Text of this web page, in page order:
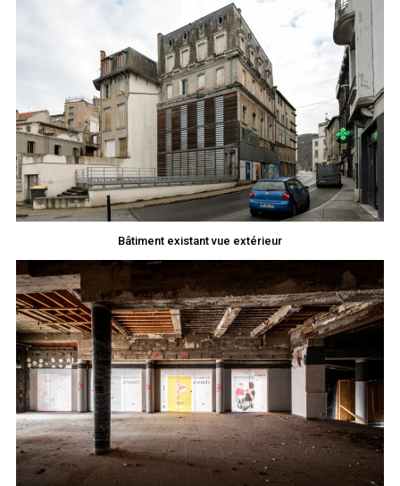
Bâtiment existant vue extérieur